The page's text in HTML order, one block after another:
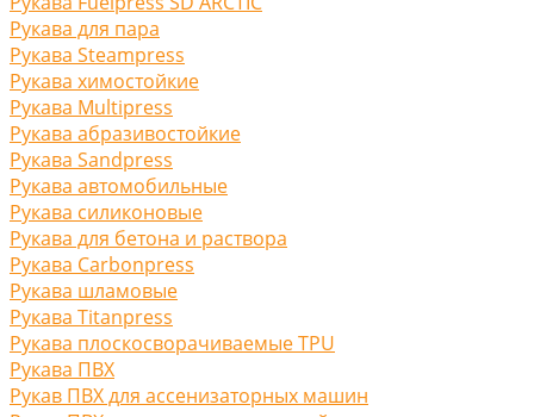
Рукава для пара
Рукава Steampress
Рукава химостойкие
Рукава Multipress
Рукава абразивостойкие
Рукава Sandpress
Рукава автомобильные
Рукава силиконовые
Рукава для бетона и раствора
Рукава Carbonpress
Рукава шламовые
Рукава Titanpress
Рукава плоскосворачиваемые TPU
Рукава ПВХ
Рукав ПВХ для ассенизаторных машин